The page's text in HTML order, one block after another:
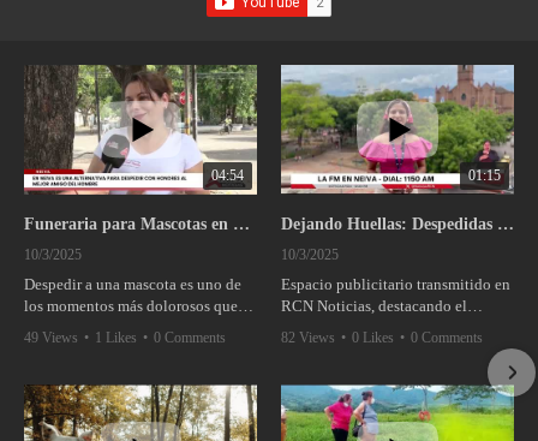
04:54
Funeraria para Mascotas en Neiva – Así es decir adiós con amor en Dejando Huellas
10/3/2025
Despedir a una mascota es uno de
los momentos más dolorosos que
puede enfrentar una familia. En
respetuoso para rendir homenaje a
nuestros compañeros peludos con
amor y dignidad.
49 Views • 1 Likes • 0 Comments
01:15
Dejando Huellas: Despedidas dignas para quienes siempre nos dieron amor
10/3/2025
Espacio publicitario transmitido en
RCN Noticias, destacando el
servicio de Dejando Huellas,
empatía, respeto y amor, ofrecen
despedidas dignas y
acompañamiento a las familias que
enfrentan la pérdida de sus fieles
82 Views • 0 Likes • 0 Comments